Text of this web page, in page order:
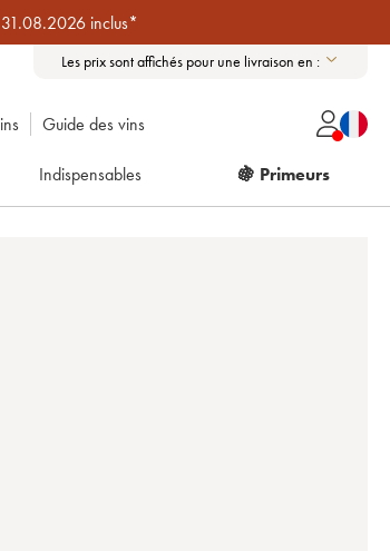
inclus*
Les prix sont affichés pour une livraison en :
Guide des vins
Indispensables 🍇 Primeurs